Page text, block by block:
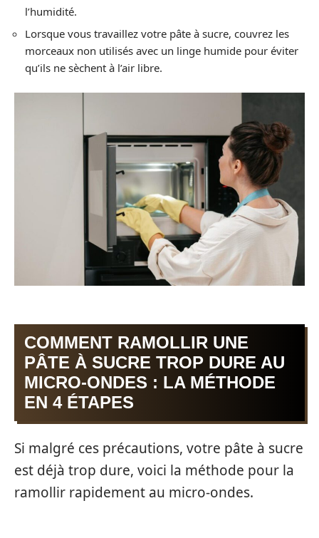
l’humidité.
Lorsque vous travaillez votre pâte à sucre, couvrez les
morceaux non utilisés avec un linge humide pour éviter
qu’ils ne sèchent à l’air libre.
COMMENT RAMOLLIR UNE
PÂTE À SUCRE TROP DURE AU
MICRO-ONDES : LA MÉTHODE
EN 4 ÉTAPES
Si malgré ces précautions, votre pâte à sucre
est déjà trop dure, voici la méthode pour la
ramollir rapidement au micro-ondes.